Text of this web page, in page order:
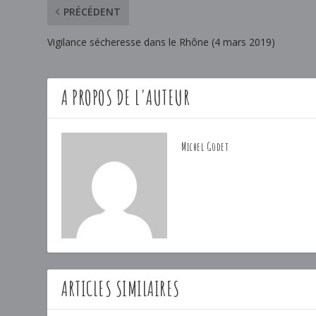
PRÉCÉDENT
Vigilance sécheresse dans le Rhône (4 mars 2019)
A PROPOS DE L'AUTEUR
Michel Godet
ARTICLES SIMILAIRES